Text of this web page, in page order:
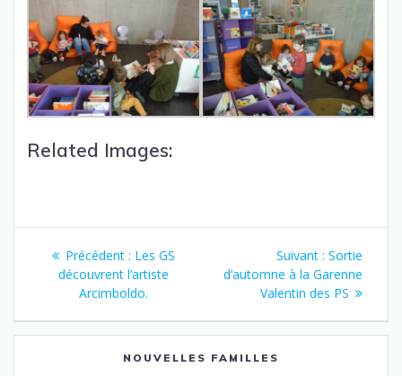
Related Images:
Précédent : Les GS
découvrent l’artiste
Arcimboldo.
Suivant : Sortie
d’automne à la Garenne
Valentin des PS
NOUVELLES FAMILLES